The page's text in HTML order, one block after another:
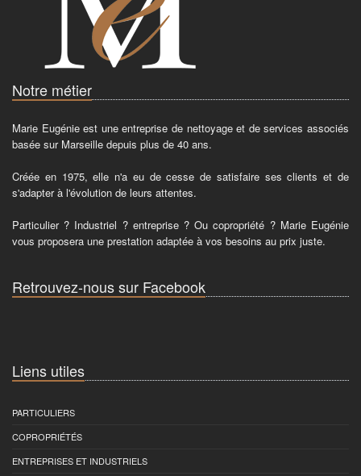
Notre métier
Marie Eugénie est une entreprise de nettoyage et de services associés
basée sur Marseille depuis plus de 40 ans.
Créée en 1975, elle n'a eu de cesse de satisfaire ses clients et de
s'adapter à l'évolution de leurs attentes.
Particulier ? Industriel ? entreprise ? Ou copropriété ? Marie Eugénie
vous proposera une prestation adaptée à vos besoins au prix juste.
Retrouvez-nous sur Facebook
Liens utiles
PARTICULIERS
COPROPRIÉTÉS
ENTREPRISES ET INDUSTRIELS